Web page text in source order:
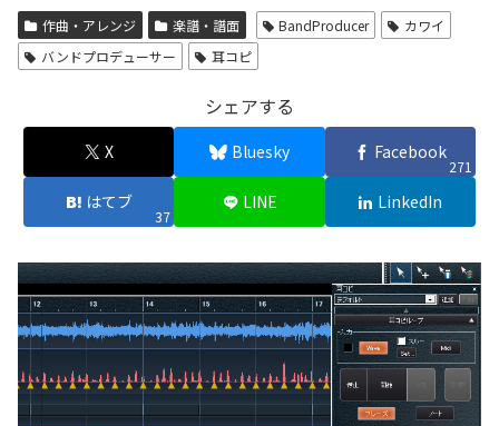
作曲・アレンジ 楽譜・譜面 BandProducer
カワイ
バンドプロデューサー
耳コピ
シェアする
X Bluesky Facebook
271
はてブ
37
LINE LinkedIn